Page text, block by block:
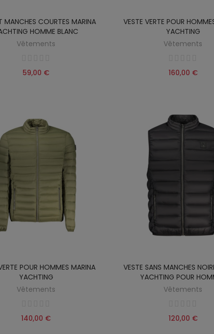
MANCHES COURTES MARINA
HOMME BLANC
Vêtements
59,00 €
VESTE VERTE POUR
YACHTING
Vêtements
160,00 €
POUR HOMMES MARINA
YACHTING
Vêtements
140,00 €
VESTE SANS MANCHES
YACHTING POUR
Vêtements
120,00 €